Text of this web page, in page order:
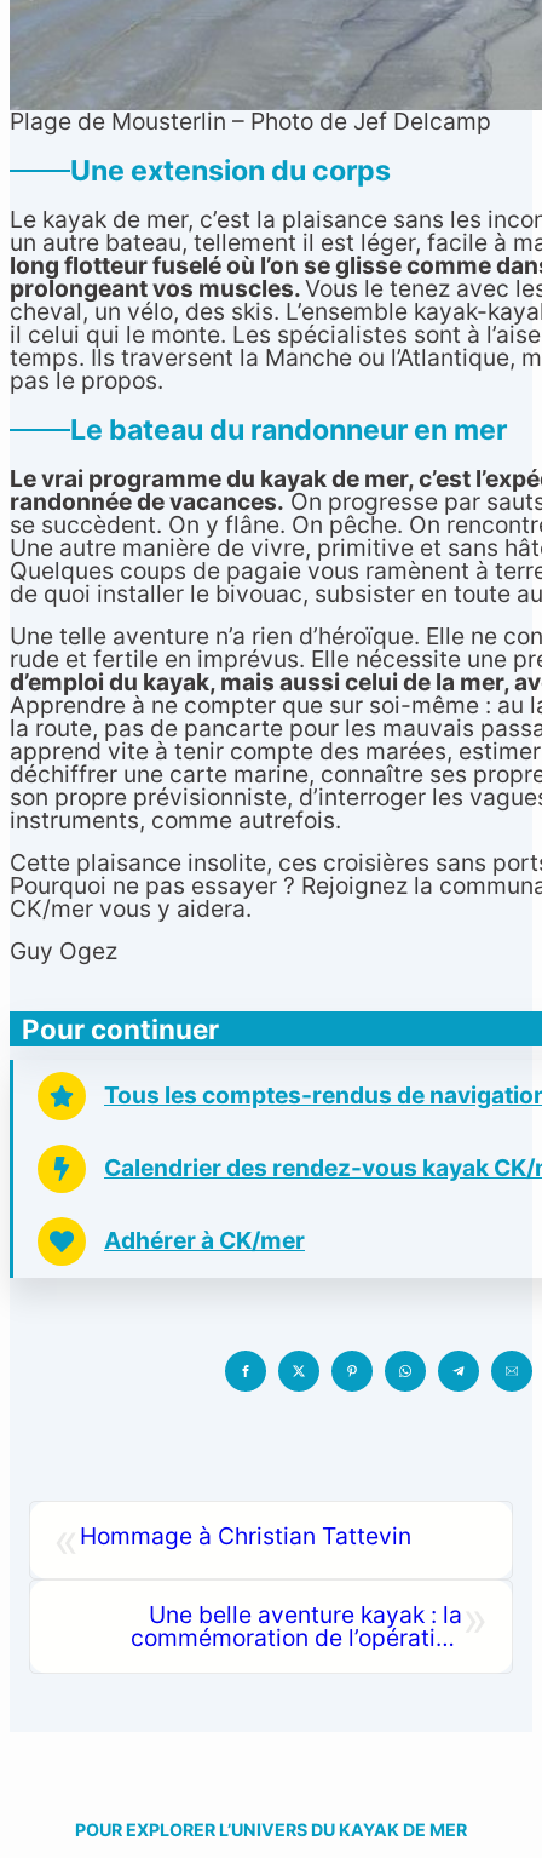
Plage de Mousterlin – Photo de Jef Delcamp
Une extension du corps
Le kayak de mer, c’est la plaisance sans les
un autre bateau, tellement il est léger, facile à
long flotteur fuselé où l’on se glisse comme
prolongeant vos muscles.Vous le tenez avec
cheval, un vélo, des skis. L’ensemble kayak-
il celui qui le monte. Les spécialistes sont à
temps. Ils traversent la Manche ou l’Atlantique,
pas le propos.
Le bateau du randonneur en mer
Le vrai programme du kayak de mer, c’est
randonnée de vacances.On progresse par
se succèdent. On y flâne. On pêche. On
Une autre manière de vivre, primitive et sans
Quelques coups de pagaie vous ramènent à
de quoi installer le bivouac, subsister en toute
Une telle aventure n’a rien d’héroïque. Elle ne
rude et fertile en imprévus. Elle nécessite une
d’emploi du kayak, mais aussi celui de la mer,
Apprendre à ne compter que sur soi-même : au
la route, pas de pancarte pour les mauvais
apprend vite à tenir compte des marées,
déchiffrer une carte marine, connaître ses
son propre prévisionniste, d’interroger les
instruments, comme autrefois.
Cette plaisance insolite, ces croisières sans
Pourquoi ne pas essayer ? Rejoignez la
CK/mer vous y aidera.
Guy Ogez
Pour continuer
Tous les comptes-rendus de
Calendrier des rendez-vous kayak CK/
Adhérer à CK/mer
Hommage à Christian Tattevin
Une belle aventure kayak : la
commémoration de l’opération
POUR EXPLORER L’UNIVERS DU KAYAK DE MER